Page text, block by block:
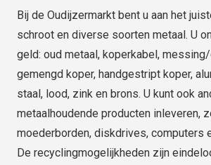
Bij de Oudijzermarkt bent u aan het
schroot en diverse soorten metaal. U
geld: oud metaal, koperkabel,
gemengd koper, handgestript koper,
staal, lood, zink en brons. U kunt ook
metaalhoudende producten inleveren,
moederborden, diskdrives, computers
De recyclingmogelijkheden zijn